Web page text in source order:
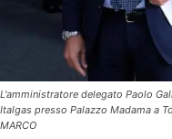
L'amministratore delegato Paolo
Italgas presso Palazzo Madama a
MARCO